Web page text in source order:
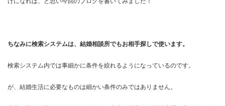
ちなみに検索システムは、結婚相談所でもお相手探しで使います。
検索システム内では事細かに条件を絞れるようになっているのです。
が、結婚生活に必要なものは細かい条件のみではありません。